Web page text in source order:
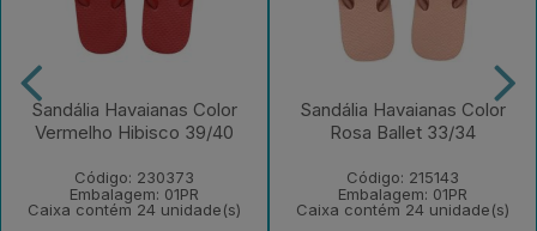
Sandália Havaianas Color
Vermelho Hibisco 39/40
Código: 230373
Embalagem: 01PR
Caixa contém 24 unidade(s)
Sandália Havaianas Color
Rosa Ballet 33/34
Código: 215143
Embalagem: 01PR
Caixa contém 24 unidade(s)